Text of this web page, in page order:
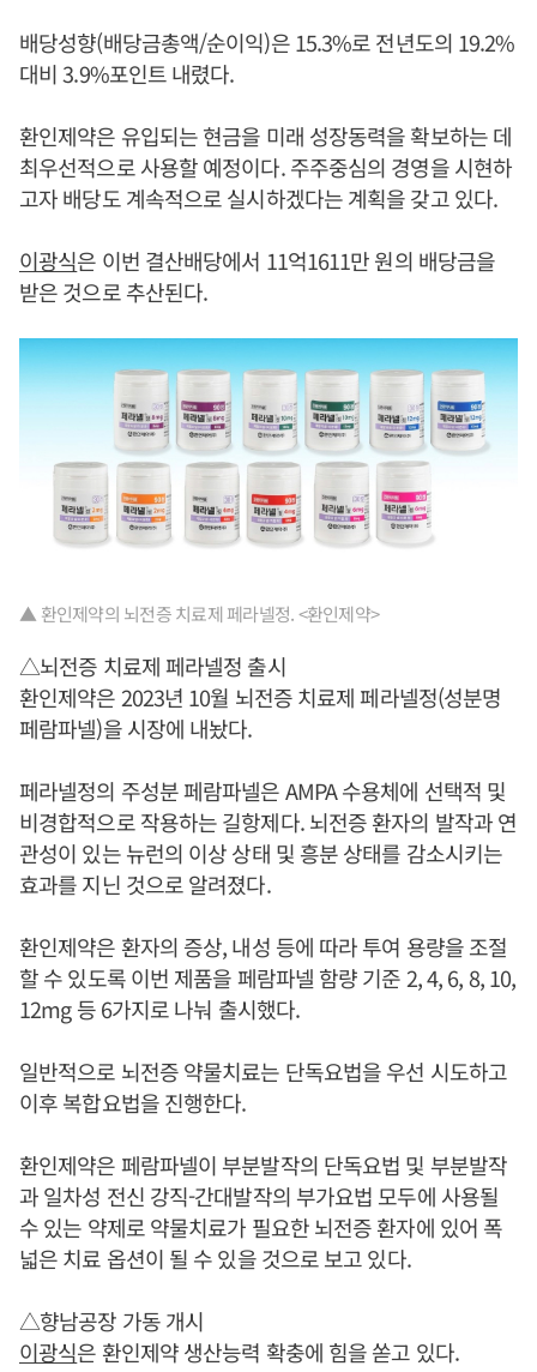
배당성향(배당금총액/순이익)은 15.3%로 전년도의 19.2%
대비 3.9%포인트 내렸다.
환인제약은 유입되는 현금을 미래 성장동력을 확보하는 데
최우선적으로 사용할 예정이다. 주주중심의 경영을 시현하
고자 배당도 계속적으로 실시하겠다는 계획을 갖고 있다.
이광식은 이번 결산배당에서 11억1611만 원의 배당금을
받은 것으로 추산된다.
▲ 환인제약의 뇌전증 치료제 페라넬정. <환인제약>
△뇌전증 치료제 페라넬정 출시
환인제약은 2023년 10월 뇌전증 치료제 페라넬정(성분명
페람파넬)을 시장에 내놨다.
페라넬정의 주성분 페람파넬은 AMPA 수용체에 선택적 및
비경합적으로 작용하는 길항제다. 뇌전증 환자의 발작과 연
관성이 있는 뉴런의 이상 상태 및 흥분 상태를 감소시키는
효과를 지닌 것으로 알려졌다.
환인제약은 환자의 증상, 내성 등에 따라 투여 용량을 조절
할 수 있도록 이번 제품을 페람파넬 함량 기준 2, 4, 6, 8, 10,
12mg 등 6가지로 나눠 출시했다.
일반적으로 뇌전증 약물치료는 단독요법을 우선 시도하고
이후 복합요법을 진행한다.
환인제약은 페람파넬이 부분발작의 단독요법 및 부분발작
과 일차성 전신 강직-간대발작의 부가요법 모두에 사용될
수 있는 약제로 약물치료가 필요한 뇌전증 환자에 있어 폭
넓은 치료 옵션이 될 수 있을 것으로 보고 있다.
△향남공장 가동 개시
이광식은 환인제약 생산능력 확충에 힘을 쏟고 있다.